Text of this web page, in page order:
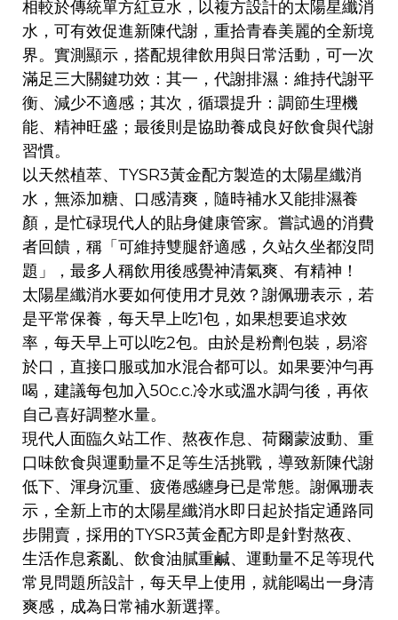
相較於傳統單方紅豆水，以複方設計的太陽星纖消
水，可有效促進新陳代謝，重拾青春美麗的全新境
界。實測顯示，搭配規律飲用與日常活動，可一次
滿足三大關鍵功效：其一，代謝排濕：維持代謝平
衡、減少不適感；其次，循環提升：調節生理機
能、精神旺盛；最後則是協助養成良好飲食與代謝
習慣。
以天然植萃、TYSR3黃金配方製造的太陽星纖消
水，無添加糖、口感清爽，隨時補水又能排濕養
顏，是忙碌現代人的貼身健康管家。嘗試過的消費
者回饋，稱「可維持雙腿舒適感，久站久坐都沒問
題」，最多人稱飲用後感覺神清氣爽、有精神！
太陽星纖消水要如何使用才見效？謝佩珊表示，若
是平常保養，每天早上吃1包，如果想要追求效
率，每天早上可以吃2包。由於是粉劑包裝，易溶
於口，直接口服或加水混合都可以。如果要沖勻再
喝，建議每包加入50c.c.冷水或溫水調勻後，再依
自己喜好調整水量。
現代人面臨久站工作、熬夜作息、荷爾蒙波動、重
口味飲食與運動量不足等生活挑戰，導致新陳代謝
低下、渾身沉重、疲倦感纏身已是常態。謝佩珊表
示，全新上市的太陽星纖消水即日起於指定通路同
步開賣，採用的TYSR3黃金配方即是針對熬夜、
生活作息紊亂、飲食油膩重鹹、運動量不足等現代
常見問題所設計，每天早上使用，就能喝出一身清
爽感，成為日常補水新選擇。